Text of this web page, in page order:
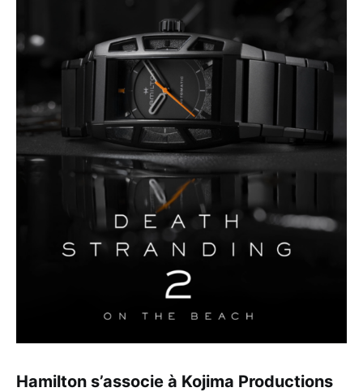
Hamilton s’associe à Kojima Productions